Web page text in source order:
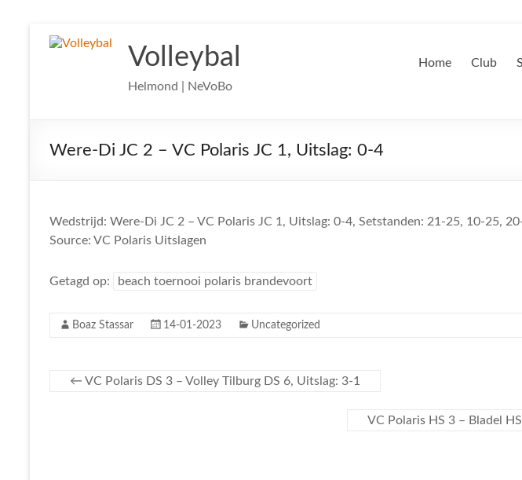
naar
Volleybal
Helmond | NeVoBo
Home Club
Were-Di JC 2 – VC Polaris JC 1, Uitslag: 0-4
Wedstrijd: Were-Di JC 2 – VC Polaris JC 1, Uitslag: 0-4, Setstanden: 21-25, 10-25,
Source: VC Polaris Uitslagen
Getagd op: beach toernooi polaris brandevoort
Boaz Stassar 14-01-2023 Uncategorized
← VC Polaris DS 3 – Volley Tilburg DS 6, Uitslag: 3-1
VC Polaris HS 3 – Bladel